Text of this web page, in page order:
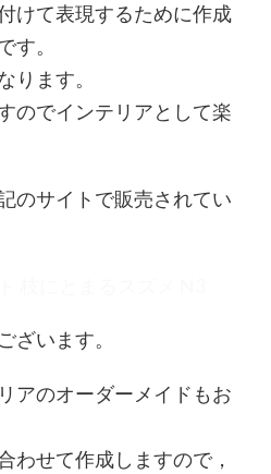
けて表現するために作成
す。
ります。
のでインテリアとして楽
のサイトで販売されてい
ざいます。
アのオーダーメイドもお
わせて作成しますので，